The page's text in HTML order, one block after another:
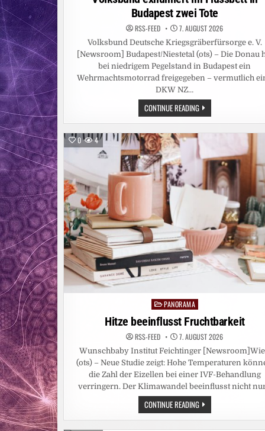
Budapest zwei Tote
RSS-FEED 7. AUGUST 2026
Volksbund Deutsche Kriegsgräberfürsorge e. V.
[Newsroom] Budapest/Niestetal (ots) – Die Donau
bei niedrigem Pegelstand in Budapest ein
Wehrmachtsmotorrad freigegeben – vermutlich
DKW NZ…
CONTINUE READINGNIEDRIGWASSER
DER
DONAU
UND
MOTORRAD
FREI
VOLKSBUND
EXHUMIERT
IM
FLUSSBETT
BUDAPEST
TOTE
0 4
Posted
in
PANORAMA
Hitze beeinflusst Fruchtbarkeit
RSS-FEED 7. AUGUST 2026
Wunschbaby Institut Feichtinger
(ots) – Neue Studie zeigt: Hohe Temperaturen
die Zahl der Eizellen bei einer IVF-Behandlung
verringern. Der Klimawandel beeinflusst nicht
CONTINUE READINGHITZE
BEEINFLUSST
FRUCHTBARKEIT